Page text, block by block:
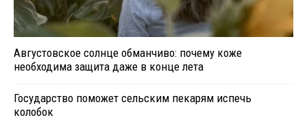
Августовское солнце обманчиво: почему коже
необходима защита даже в конце лета
Государство поможет сельским пекарям испечь
колобок